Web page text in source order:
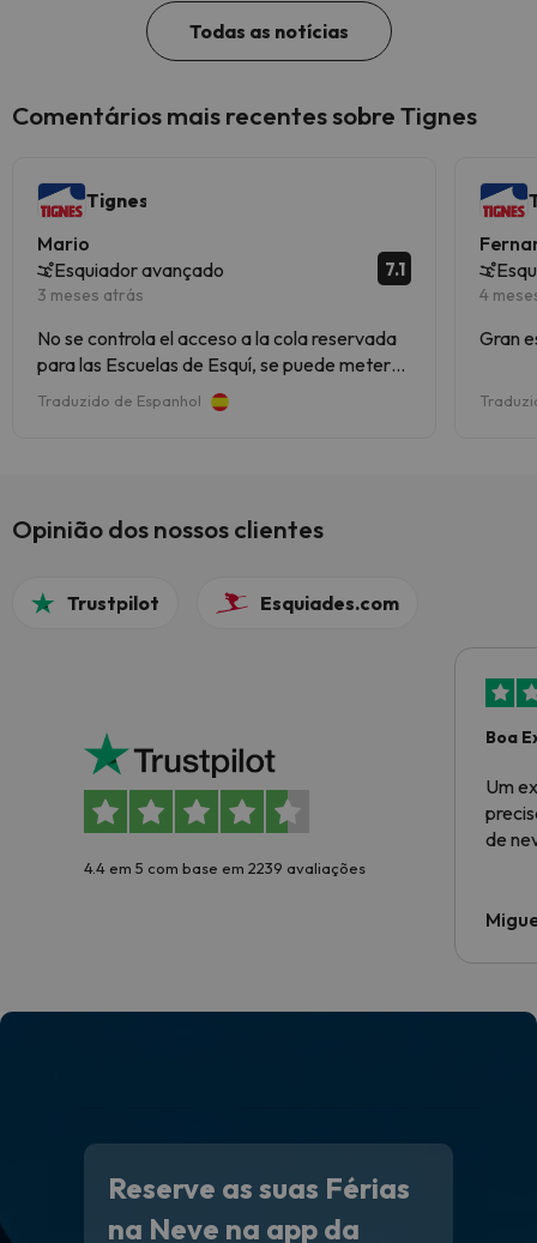
Todas as notícias
Comentários mais recentes sobre Tignes
Tignes
Mario
Esquiador avançado
3 meses atrás
7.1
No se controla el acceso a la cola reservada
para las Escuelas de Esquí, se puede meter
cualquiera que se quiera identificar como
Profesor, o cualquiera en general, podrían
Traduzido de Espanhol
4
Gran
Opinião dos nossos clientes
Trustpilot Esquiades.com
4.4 em 5 com base em 2239 avaliações
Boa
Um
de
Reserve as suas Férias
na Neve na app da